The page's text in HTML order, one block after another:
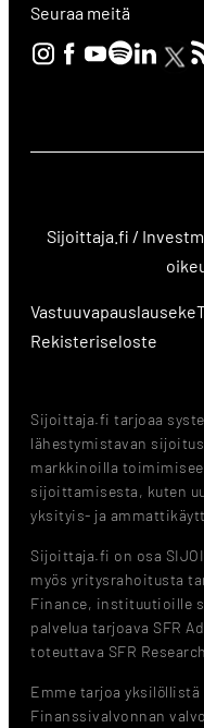
Seuraa meitä
Sijoittaja.fi /
Vastuuvapauslauseke
Rekisteriseloste
Sijoittaja.fi tarjoaa
lähestymistavan
markkinoilla
sijoittamisesta, kuten
yksityis- ja
Sijoittaja.fi on osa
myös yritysrahoitusta
Finance, instituutioille
palvelua tarjoava SFR
toteuttava SFR
Emme tarjoa
Finanssivalvonnan